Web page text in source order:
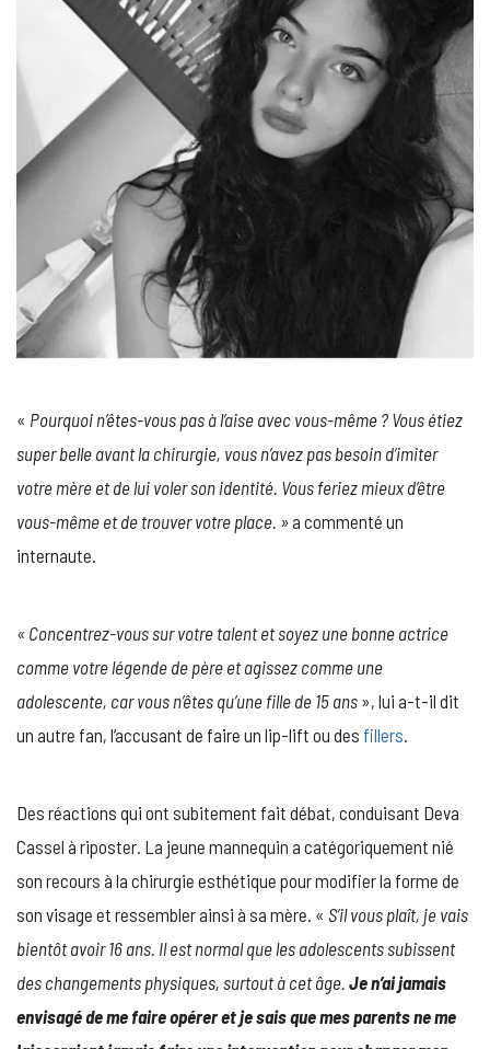
« Pourquoi n’êtes-vous pas à l’aise avec vous-même ? Vous étiez
super belle avant la chirurgie, vous n’avez pas besoin d’imiter
votre mère et de lui voler son identité. Vous feriez mieux d’être
vous-même et de trouver votre place. »a commenté un
internaute.
« Concentrez-vous sur votre talent et soyez une bonne actrice
comme votre légende de père et agissez comme une
adolescente, car vous n’êtes qu’une fille de 15 ans », lui a-t-il dit
un autre fan, l’accusant de faire un lip-lift ou des fillers.
Des réactions qui ont subitement fait débat, conduisant Deva
Cassel à riposter. La jeune mannequin a catégoriquement nié
son recours à la chirurgie esthétique pour modifier la forme de
son visage et ressembler ainsi à sa mère. « S’il vous plaît, je vais
bientôt avoir 16 ans. Il est normal que les adolescents subissent
des changements physiques, surtout à cet âge. Je n’ai jamais
envisagé de me faire opérer et je sais que mes parents ne me